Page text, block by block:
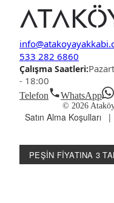
533 282 6860
Çalışma Saatleri:
- 18:00
Telefon WhatsApp
© 2026
Satın Alma Koşulları |
PEŞIN FIYATINA 3